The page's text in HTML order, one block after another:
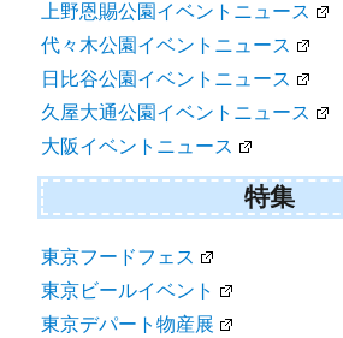
上野恩賜公園イベントニュース
代々木公園イベントニュース
日比谷公園イベントニュース
久屋大通公園イベントニュース
大阪イベントニュース
特集
東京フードフェス
東京ビールイベント
東京デパート物産展